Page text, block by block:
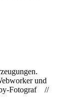
und
Fotograf //